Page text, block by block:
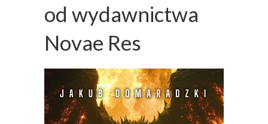
od wydawnictwa
Novae Res